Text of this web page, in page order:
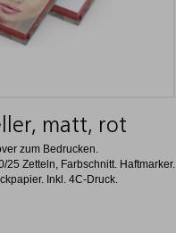
matt, rot
zum Bedrucken.
25 Zetteln, Farbschnitt. Haftmarker.
Inkl. 4C-Druck.